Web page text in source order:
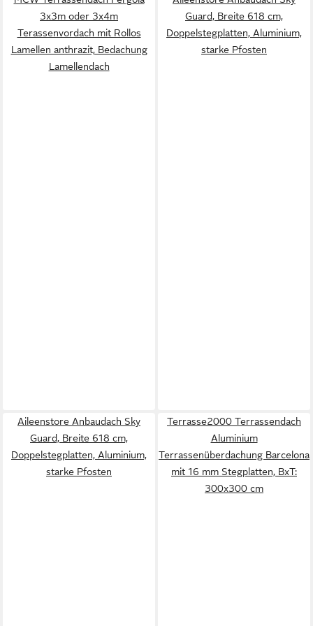
3x3m oder 3x4m
Terassenvordach mit Rollos
Lamellen anthrazit, Bedachung
Lamellendach
Guard, Breite 618 cm,
Doppelstegplatten, Aluminium,
starke Pfosten
Aileenstore Anbaudach Sky
Guard, Breite 618 cm,
Doppelstegplatten, Aluminium,
starke Pfosten
Terrasse2000 Terrassendach
Aluminium
Terrassenüberdachung Barcelona
mit 16 mm Stegplatten, BxT:
300x300 cm